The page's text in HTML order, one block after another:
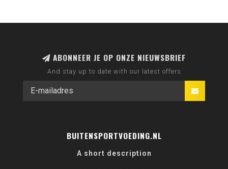
ABONNEER JE OP ONZE NIEUWSBRIEF
And stay up to date with our latest offers
BUITENSPORTVOEDING.NL
A short description